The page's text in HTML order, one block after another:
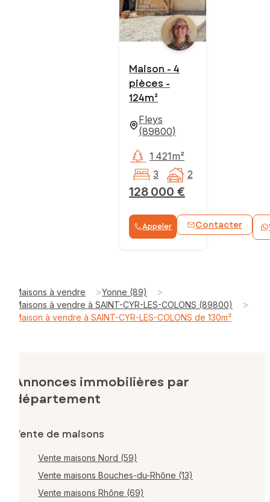
Maison - 4
pièces -
124m²
Fleys
(89800)
128 000 €
1 421m²
3
2
Appeler Contacter
Maisons à vendre >Yonne (89) >
Maisons à vendre à SAINT-CYR-LES-COLONS (89800) >
Maison à vendre à SAINT-CYR-LES-COLONS de 130m²
Annonces immobilières par
département
Vente de maisons
Vente maisons Nord (59)
Vente maisons Bouches-du-Rhône (13)
Vente maisons Rhône (69)